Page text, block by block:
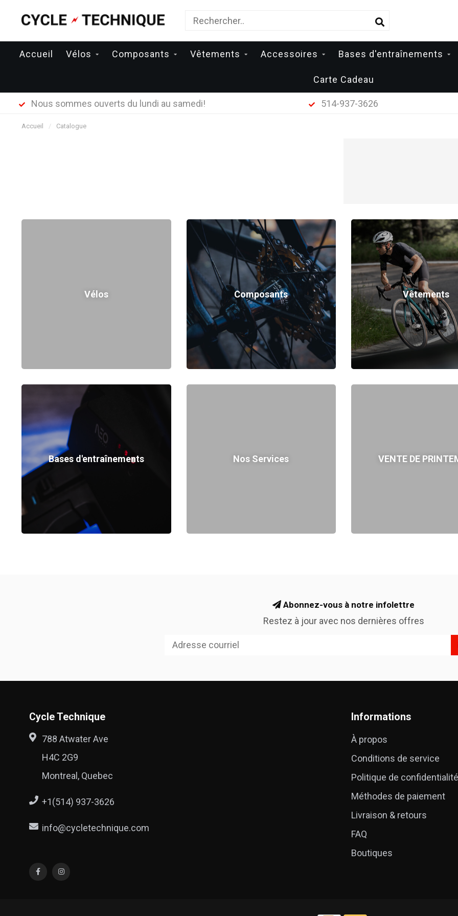
Accueil Vélos Composants Vêtements Accessoires Bases d'entraînements
Carte Cadeau
Nous sommes ouverts du lundi au samedi! 514-937-3626
Accueil / Catalogue
Vélos Composants Vêtements
Bases d'entraînements Nos Services VENTE DE
Abonnez-vous à notre infolettre
Restez à jour avec nos dernières offres
Cycle Technique
788 Atwater Ave
H4C 2G9
Montreal, Quebec
+1(514) 937-3626
info@cycletechnique.com
Informations
À propos
Conditions de service
Politique de confidentialité
Méthodes de paiement
Livraison & retours
FAQ
Boutiques